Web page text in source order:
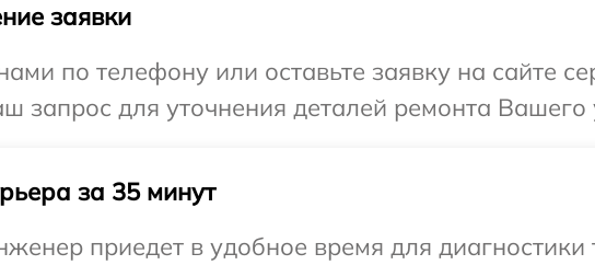
заявки
по телефону или оставьте заявку на сайте
запрос для уточнения деталей ремонта Вашего
за 35 минут
приедет в удобное время для